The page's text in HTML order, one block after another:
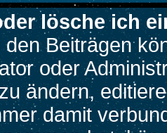
lösche ich
Beiträgen
oder
ändern,
damit